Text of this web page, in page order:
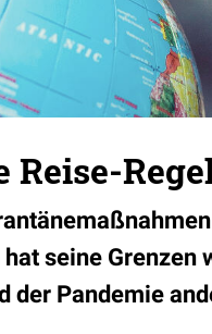
Reise-
seine
der Pandemie